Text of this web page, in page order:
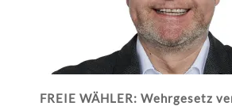
FREIE WÄHLER: Wehrgesetz